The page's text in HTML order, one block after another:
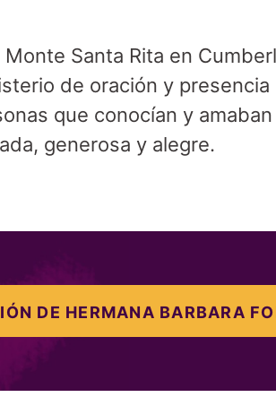
Santa Rita en
de oración y presencia
que conocían y amaban
generosa y alegre.
DE HERMANA BARBARA